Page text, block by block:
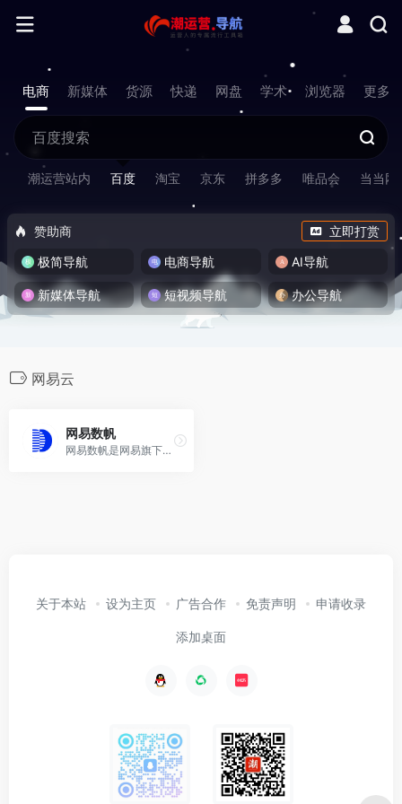
电商 新媒体 货源 快递 网盘 学术 浏览器 更多
潮运营站内 百度 淘宝 京东 拼多多 唯品会 当当网
赞助商
立即打赏
极简导航
电商导航 AI导航
新媒体导航 短视频导航 办公导航
网易云
网易数帆
网易数帆是网易旗下品牌，专注云计算、大数据、AI平台、测试平台等产品服务，为企业提供数字化转型新动力
关于本站 设为主页 广告合作 免责声明 申请收录
添加桌面